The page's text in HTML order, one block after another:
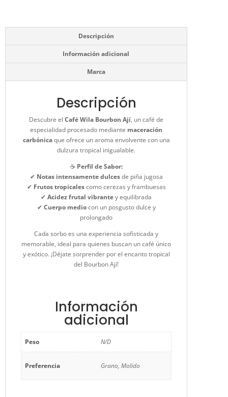
Descripción
Información adicional
Marca
Descripción
Descubre elCafé Wila Bourbon Ají, un café de
especialidad procesado mediante maceración
carbónicaque ofrece un aroma envolvente con una
dulzura tropical inigualable.
☕ Perfil de Sabor:
✔ Notas intensamente dulcesde piña jugosa
✔ Frutos tropicalescomo cerezas y frambuesas
✔Acidez frutal vibrantey equilibrada
✔ Cuerpo mediocon un posgusto dulce y
prolongado
Cada sorbo es una experiencia sofisticada y
memorable, ideal para quienes buscan un café único
y exótico. ¡Déjate sorprender por el encanto tropical
del Bourbon Ají!
Información
adicional
Peso N/D
Preferencia Grano, Molido